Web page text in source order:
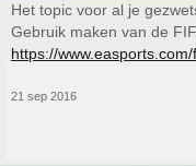
Het topic voor al je
Gebruik maken van de
https://
21 sep 2016